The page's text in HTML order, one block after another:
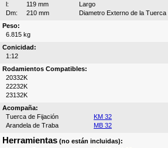
l:
119 mm
Largo
Dm:
210 mm
Diametro Externo de la Tuerca
Peso:
6.815 kg
Conicidad:
1:12
Rodamientos Compatibles:
20332K
22232K
23132K
Acompaña:
Tuerca de Fijación
KM 32
Arandela de Traba
MB 32
Herramientas (no están incluidas):